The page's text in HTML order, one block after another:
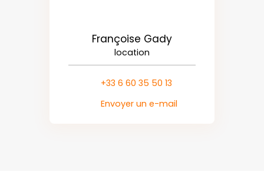
Françoise Gady
location
+33 6 60 35 50 13
Envoyer un e-mail